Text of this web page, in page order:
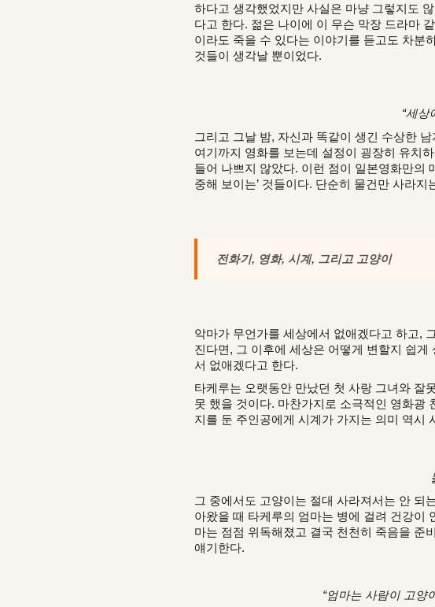
하다고 생각했었지만 사실은 마냥 그렇지도
다고 한다. 젊은 나이에 이 무슨 막장 드라마
이라도 죽을 수 있다는 이야기를 듣고도 차분
것들이 생각날 뿐이었다.
“세상
그리고 그날 밤, 자신과 똑같이 생긴 수상한
여기까지 영화를 보는데 설정이 굉장히 유치
들어 나쁘지 않았다. 이런 점이 일본영화만의
중해 보이는’ 것들이다. 단순히 물건만 사라
전화기, 영화, 시계, 그리고 고양이
악마가 무언가를 세상에서 없애겠다고 하고,
진다면, 그 이후에 세상은 어떻게 변할지 쉽
서 없애겠다고 한다.
타케루는 오랫동안 만났던 첫 사랑 그녀와 잘
못 했을 것이다. 마찬가지로 소극적인 영화광
지를 둔 주인공에게 시계가 가지는 의미 역시
그 중에서도 고양이는 절대 사라져서는 안 되
아왔을 때 타케루의 엄마는 병에 걸려 건강이
마는 점점 위독해졌고 결국 천천히 죽음을 준
얘기한다.
“엄마는 사람이 고양